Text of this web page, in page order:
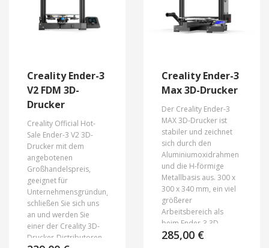
Creality Ender-3
V2 FDM 3D-
Drucker
Creality Official Hot-
Sale Ender-3 V2 3D-
Drucker mit dem
angebotenen
Großhandelspreis,
geeignet für
Unternehmensgründungen,
schließen Sie sich uns
an und werden Sie
einer der Creality 3D-
Drucker-Distributoren
Creality Ender-3
Max 3D-Drucker
Der Creality Ender-3
MAX 3D-Drucker ist
stabiler und zeichnet
sich durch den
Aluminiumoxidrahmen
und die H-förmige
Metallbasis aus. 300 x
300 x 340 mm, ein viel
größerer
Arbeitsbereich als
beim Ender-3 3D-
Drucker.
285,00 €